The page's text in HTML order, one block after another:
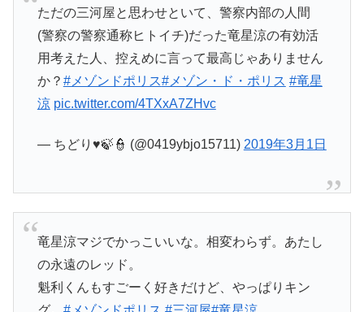
ただの三河屋と思わせといて、警察内部の人間
(警察の警察通称ヒトイチ)だった竜星涼の有効活
用考えた人、控えめに言って最高じゃありません
か？ #メゾンドポリス#メゾン・ド・ポリス #竜星
涼 pic.twitter.com/4TXxA7ZHvc
— ちどり♥🍃👮 (@0419ybjo15711) 2019年3月1日
竜星涼マジでかっこいいな。相変わらず。あたし
の永遠のレッド。
魁利くんもすごーく好きだけど、やっぱりキン